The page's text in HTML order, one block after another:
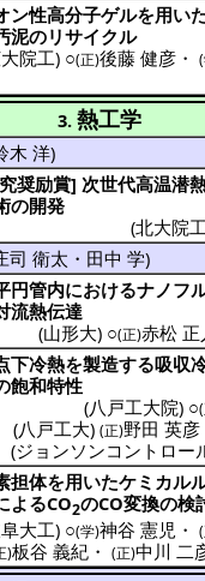
ン性高分子ゲルを用い
泥のリサイクル
院工) ○(正)後藤 健彦・
3. 熱工学
木 洋)
奨励賞]次世代高温潜
の開発
(北大院工
司 衛太 ・ 田中 学)
円管内におけるナノフ
流熱伝達
(山形大) ○(正)赤松 正
下冷熱を製造する吸収
飽和特性
(八戸工大院) ○
(八戸工大) (正)野田 英彦
(ジョンソンコントロー
担体を用いたケミカル
よるCO2のCO変換の検
大工) ○(学)神谷 憲児 ・
)板谷 義紀・ (正)中川 二